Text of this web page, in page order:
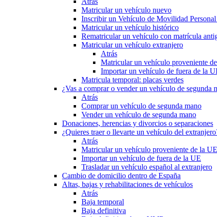
Matricular un vehículo nuevo
Inscribir un Vehículo de Movilidad
Matricular un vehículo histórico
Rematricular un vehículo con matrícula
Matricular un vehículo extranjero
Atrás
Matricular un vehículo proveniente
Importar un vehículo de fuera de la
Matricula temporal: placas verdes
¿Vas a comprar o vender un vehículo de segunda
Atrás
Comprar un vehículo de segunda mano
Vender un vehículo de segunda mano
Donaciones, herencias y divorcios o separaciones
¿Quieres traer o llevarte un vehículo del
Atrás
Matricular un vehículo proveniente de la UE
Importar un vehículo de fuera de la UE
Trasladar un vehículo español al extranjero
Cambio de domicilio dentro de España
Altas, bajas y rehabilitaciones de vehículos
Atrás
Baja temporal
Baja definitiva